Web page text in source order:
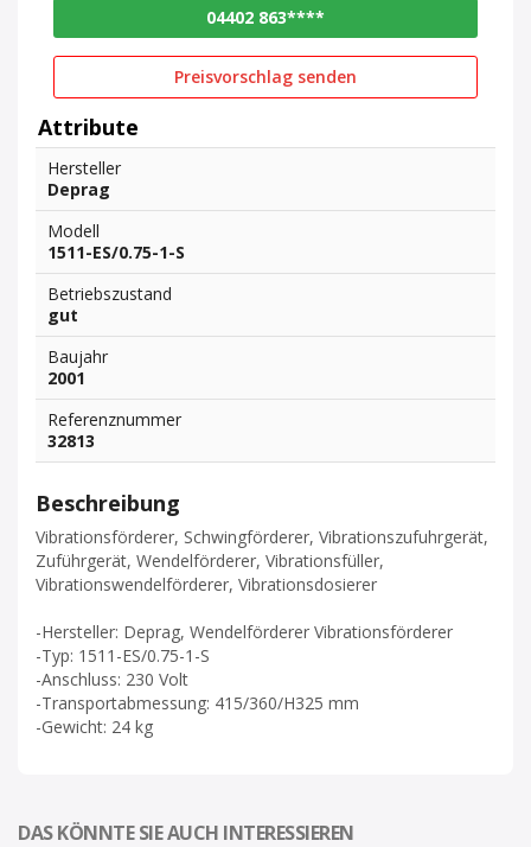
04402 863****
Preisvorschlag senden
Attribute
Hersteller
Deprag
Modell
1511-ES/0.75-1-S
Betriebszustand
gut
Baujahr
2001
Referenznummer
32813
Beschreibung
Vibrationsförderer, Schwingförderer, Vibrationszufuhrgerät,
Zuführgerät, Wendelförderer, Vibrationsfüller,
Vibrationswendelförderer, Vibrationsdosierer
-Hersteller: Deprag, Wendelförderer Vibrationsförderer
-Typ: 1511-ES/0.75-1-S
-Anschluss: 230 Volt
-Transportabmessung: 415/360/H325 mm
-Gewicht: 24 kg
DAS KÖNNTE SIE AUCH INTERESSIEREN